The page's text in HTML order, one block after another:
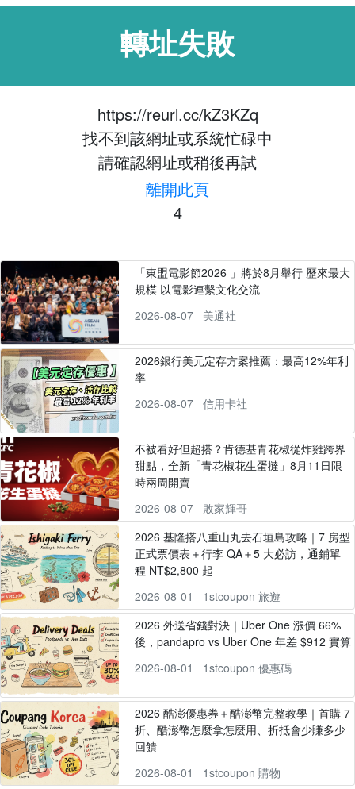
轉址失敗
https://reurl.cc/kZ3KZq
找不到該網址或系統忙碌中
請確認網址或稍後再試
離開此頁
4
「東盟電影節2026 」將於8月舉行 歷來最大
規模 以電影連繫文化交流
2026-08-07
美通社
2026銀行美元定存方案推薦：最高12%年利
率
2026-08-07
信用卡社
不被看好但超搭？肯德基青花椒從炸雞跨界
甜點，全新「青花椒花生蛋撻」8月11日限
時兩周開賣
2026-08-07
敗家輝哥
2026 基隆搭八重山丸去石垣島攻略｜7 房型
正式票價表＋行李 QA＋5 大必訪，通鋪單
程 NT$2,800 起
2026-08-01
1stcoupon 旅遊
2026 外送省錢對決｜Uber One 漲價 66%
後，pandapro vs Uber One 年差 $912 實算
2026-08-01
1stcoupon 優惠碼
2026 酷澎優惠券＋酷澎幣完整教學｜首購 7
折、酷澎幣怎麼拿怎麼用、折抵會少賺多少
回饋
2026-08-01
1stcoupon 購物